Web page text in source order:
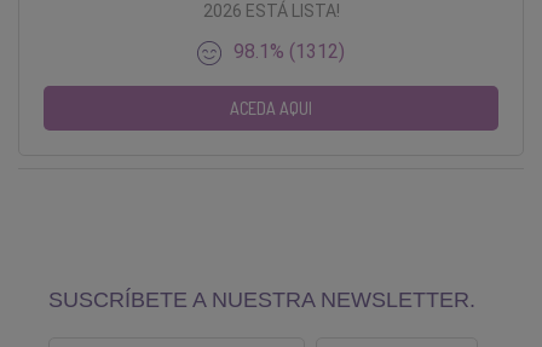
2026 ESTÁ LISTA!
98.1% (1312)
ACEDA AQUI